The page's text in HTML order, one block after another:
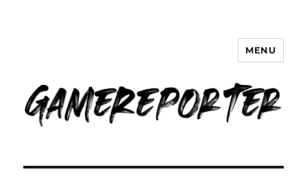
GameReporter | Cultura Gamer
MENU